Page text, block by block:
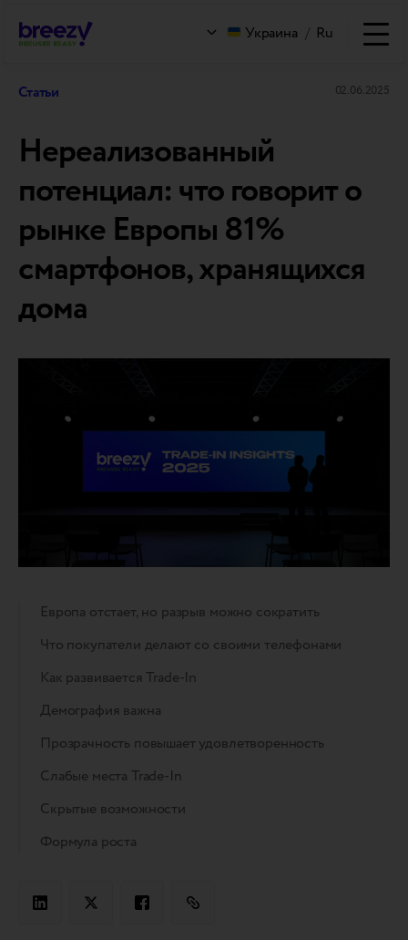
Украина / Ru
Статьи 02.06.2025
Нереализованный
потенциал: что говорит о
рынке Европы 81%
смартфонов, хранящихся
дома
Европа отстает, но разрыв можно сократить
Что покупатели делают со своими телефонами
Как развивается Trade-In
Демография важна
Прозрачность повышает удовлетворенность
Слабые места Trade-In
Скрытые возможности
Формула роста